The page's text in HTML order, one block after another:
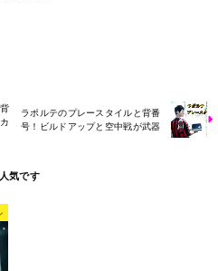
ラポルテのプレースタイルと背番
号！ビルドアップと空中戦が武器